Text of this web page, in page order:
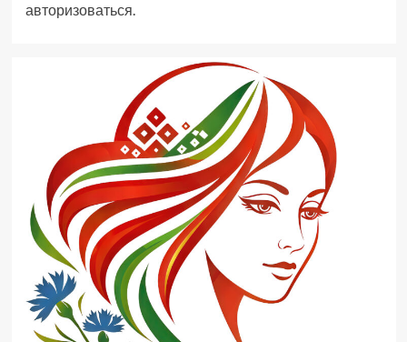
авторизоваться.